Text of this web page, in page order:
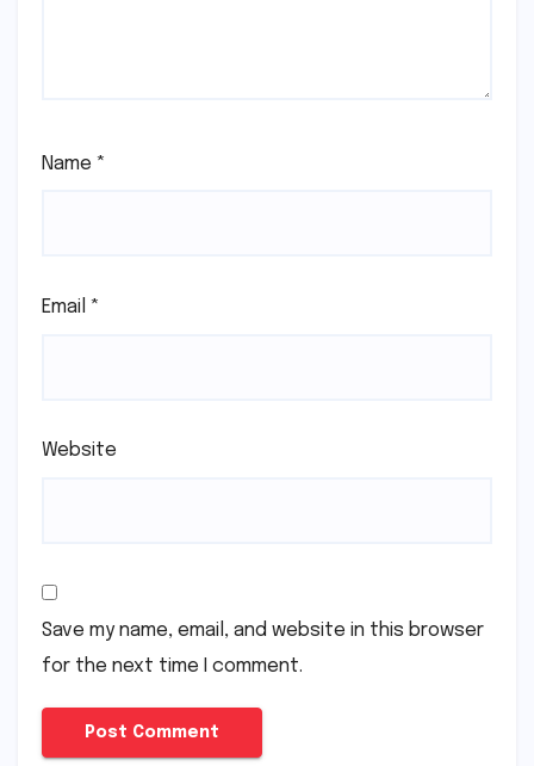
Name *
Email *
Website
Save my name, email, and website in this browser
for the next time I comment.